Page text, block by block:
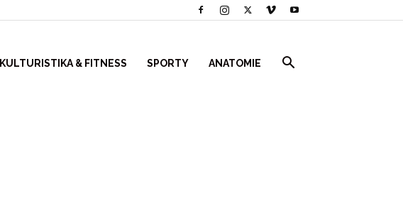
KULTURISTIKA & FITNESS SPORTY ANATOMIE